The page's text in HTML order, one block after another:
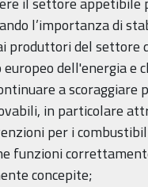
l’importanza di
produttori del settore
dell'energia e
a scoraggiare
in particolare
per i
funzioni
concepite;